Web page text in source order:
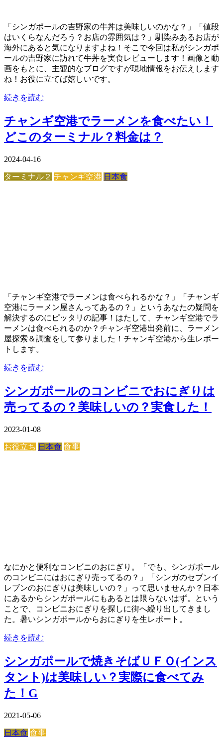
「シンガポールの吉野家の牛丼は美味しいのかな？」「値段
はいくらなんだろう？お店の雰囲気は？」馴染みあるお店が
海外にあると気になりますよね！そこで今回は私がシンガポ
ールの吉野家に訪れて牛丼を実食レビューします！画像と動
画をもとに、主観的なブログですが現地情報をお伝えします
ね！お役に立てば嬉しいです。
続きを読む
チャンギ空港でラーメンを食べたい！
どこのターミナル？料金は？
2024-04-16
ターミナル２ チャンギ空港 日本食
「チャンギ空港でラーメンは食べられるかな？」「チャンギ
空港にラーメン屋さんってあるの？」というあなたの疑問を
解決するのにピッタリの記事！はたして、チャンギ空港でラ
ーメンは食べられるのか？チャンギ空港出発前に、ラーメン
屋探索＆調査をして参りました！チャンギ空港から生レポー
トします。
続きを読む
シンガポールのコンビニでおにぎりは
売ってるの？美味しいの？実食した！
2023-01-08
お役立ち 日本食 食事
なにかと便利なコンビニのおにぎり。「でも、シンガポール
のコンビニにはおにぎり売ってるの？」「シンガのセブンイ
レブンのおにぎりは美味しいの？」って思いませんか？日本
にあるからシンガポールにもあるとは限らないはず。という
ことで、コンビニおにぎりを探しに街へ繰り出してきまし
た。暑いシンガポールからおにぎりを生レポート。
続きを読む
シンガポールで焼きそばＵＦＯ(インス
タント)は美味しい？実際に食べてみ
た！G
2021-05-06
日本食 食事